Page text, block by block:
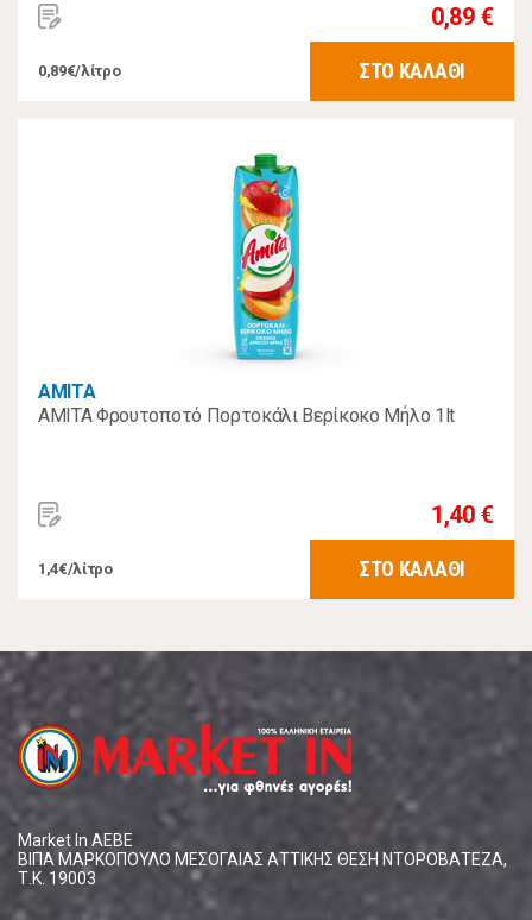
0,89 €
0,89€/λίτρο ΣΤΟ ΚΑΛΑΘΙ
AMITA
AMITA Φρουτοποτό Πορτοκάλι Βερίκοκο Μήλο 1lt
1,40 €
1,4€/λίτρο ΣΤΟ ΚΑΛΑΘΙ
Market In ΑΕΒΕ
ΒΙΠΑ ΜΑΡΚΟΠΟΥΛΟ ΜΕΣΟΓΑΙΑΣ ΑΤΤΙΚΗΣ ΘΕΣΗ ΝΤΟΡΟΒΑΤΕΖΑ,
Τ.Κ. 19003